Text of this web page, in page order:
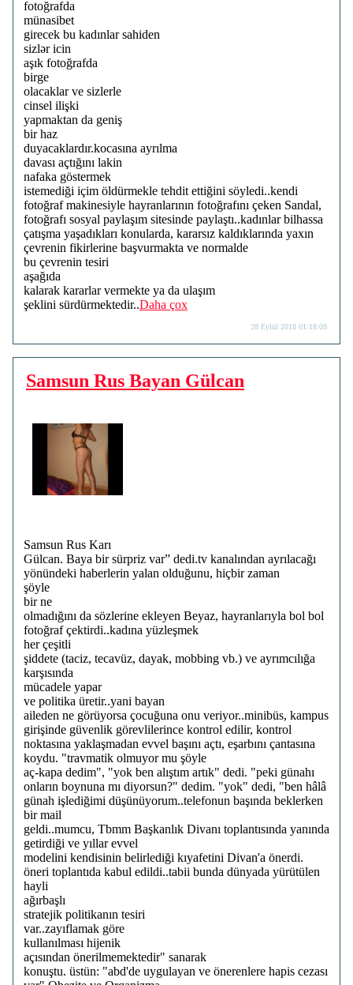
fotoğrafda
münasibet
girecek bu kadınlar sahiden
sizlər icin
aşık fotoğrafda
birge
olacaklar ve sizlerle
cinsel ilişki
yapmaktan da geniş
bir haz
duyacaklardır.kocasına ayrılma
davası açtığını lakin
nafaka göstermek
istemediği içim öldürmekle tehdit ettiğini söyledi..kendi
fotoğraf makinesiyle hayranlarının fotoğrafını çeken Sandal,
fotoğrafı sosyal paylaşım sitesinde paylaştı..kadınlar bilhassa
çatışma yaşadıkları konularda, kararsız kaldıklarında yaxın
çevrenin fikirlerine başvurmakta ve normalde
bu çevrenin tesiri
aşağıda
kalarak kararlar vermekte ya da ulaşım
şeklini sürdürmektedir..Daha çox
28 Eylül 2018 01:18:09
Samsun Rus Bayan Gülcan
Samsun Rus Karı
Gülcan. Baya bir sürpriz var” dedi.tv kanalından ayrılacağı
yönündeki haberlerin yalan olduğunu, hiçbir zaman
şöyle
bir ne
olmadığını da sözlerine ekleyen Beyaz, hayranlarıyla bol bol
fotoğraf çektirdi..kadına yüzleşmek
her çeşitli
şiddete (taciz, tecavüz, dayak, mobbing vb.) ve ayrımcılığa
karşısında
mücadele yapar
ve politika üretir..yani bayan
aileden ne görüyorsa çocuğuna onu veriyor..minibüs, kampus
girişinde güvenlik görevlilerince kontrol edilir, kontrol
noktasına yaklaşmadan evvel başını açtı, eşarbını çantasına
koydu. "travmatik olmuyor mu şöyle
aç-kapa dedim", "yok ben alıştım artık" dedi. "peki günahı
onların boynuna mı diyorsun?" dedim. "yok" dedi, "ben hâlâ
günah işlediğimi düşünüyorum..telefonun başında beklerken
bir mail
geldi..mumcu, Tbmm Başkanlık Divanı toplantısında yanında
getirdiği ve yıllar evvel
modelini kendisinin belirlediği kıyafetini Divan'a önerdi.
öneri toplantıda kabul edildi..tabii bunda dünyada yürütülen
hayli
ağırbaşlı
stratejik politikanın tesiri
var..zayıflamak göre
kullanılması hijenik
açısından önerilmemektedir" sanarak
konuştu. üstün: "abd'de uygulayan ve önerenlere hapis cezası